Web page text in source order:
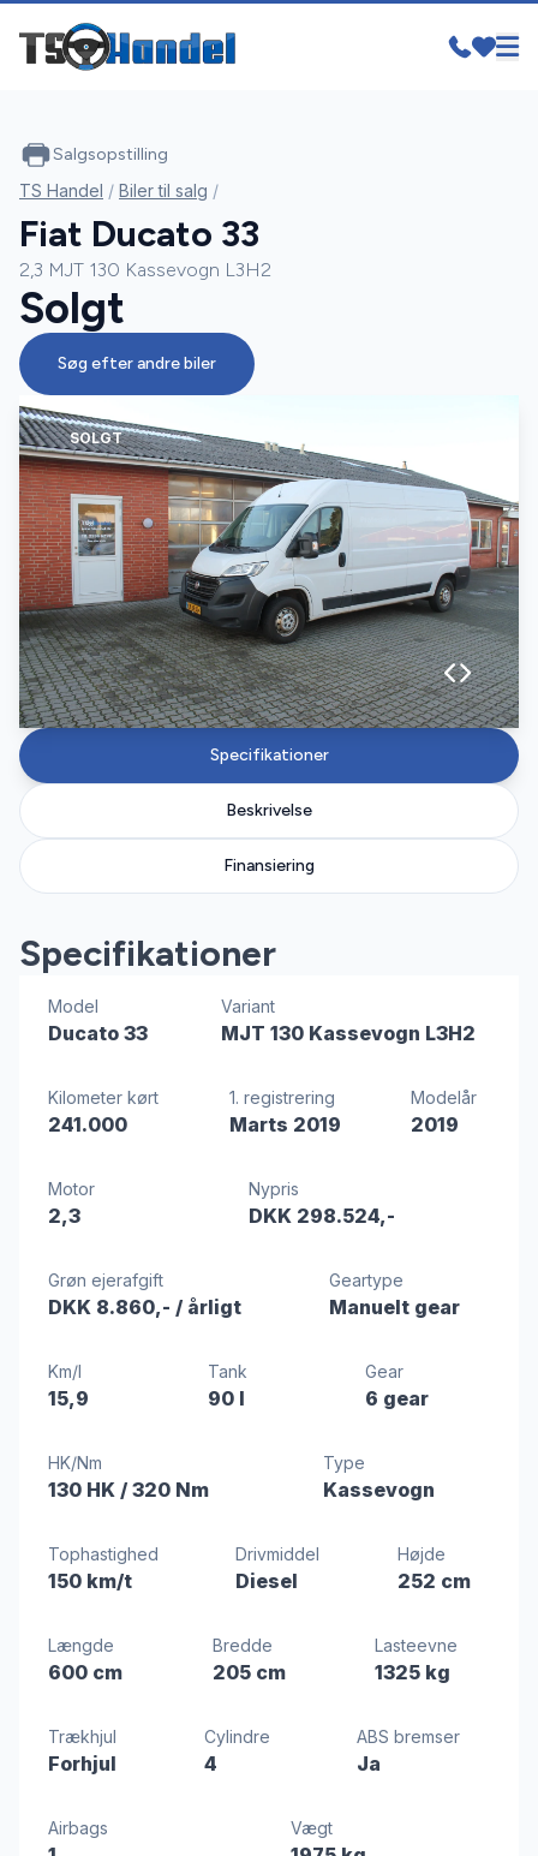
SOLGT
Specifikationer
Beskrivelse
Finansiering
Specifikationer
Model
Ducato 33
Variant
MJT 130 Kassevogn L3H2
Kilometer kørt
241.000
1. registrering
Marts 2019
Modelår
2019
Motor
2,3
Nypris
DKK 298.524,-
Grøn ejerafgift
DKK 8.860,- / årligt
Geartype
Manuelt gear
Km/l
15,9
Tank
90 l
Gear
6 gear
HK/Nm
130 HK / 320 Nm
Type
Kassevogn
Tophastighed
150 km/t
Drivmiddel
Diesel
Højde
252 cm
Længde
600 cm
Bredde
205 cm
Lasteevne
1325 kg
Trækhjul
Forhjul
Cylindre
4
ABS bremser
Ja
Airbags Vægt
Salgsopstilling
TS Handel / Biler til salg /
Fiat Ducato 33
2,3 MJT 130 Kassevogn L3H2
Solgt
Søg efter andre biler